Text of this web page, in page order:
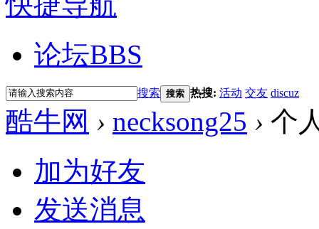
论坛BBS
搜索 搜索 热搜: 活动 交友 discuz
酷牛网 › necksong25 › 个
加为好友
发送消息